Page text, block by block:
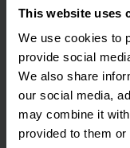
This website uses
We use cookies to
provide social
We also share
our social media,
may combine it
provided to them
eléctricas encima
mediante
transporte continuo
si es